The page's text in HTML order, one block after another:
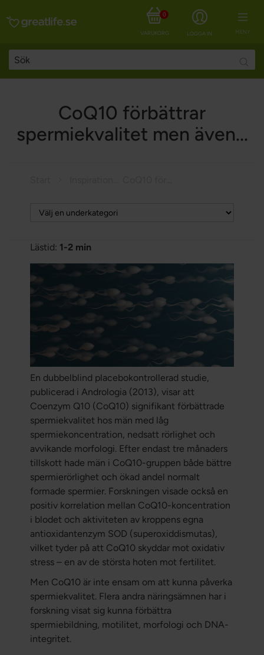
MENY
LOGGA IN
VARUKORG
0
CoQ10 förbättrar
spermiekvalitet men även...
Lästid: 1-2 min
En dubbelblind placebokontrollerad studie,
publicerad i Andrologia (2013), visar att
Coenzym Q10 (CoQ10) signifikant förbättrade
spermiekvalitet hos män med låg
spermiekoncentration, nedsatt rörlighet och
avvikande morfologi. Efter endast tre månaders
tillskott hade män i CoQ10-gruppen både bättre
spermierörlighet och ökad andel normalt
formade spermier. Forskningen visade också en
positiv korrelation mellan CoQ10-koncentration
i blodet och aktiviteten av kroppens egna
antioxidantenzym SOD (superoxiddismutas),
vilket tyder på att CoQ10 skyddar mot oxidativ
stress – en av de största hoten mot fertilitet.
Men CoQ10 är inte ensam om att kunna påverka
spermiekvalitet. Flera andra näringsämnen har i
forskning visat sig kunna förbättra
spermiebildning, motilitet, morfologi och DNA-
integritet.